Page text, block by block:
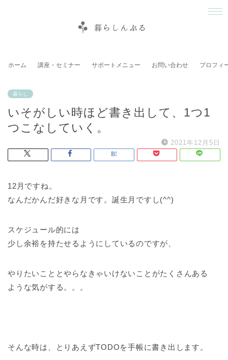
ホーム 講座・セミナー サポートメニュー お問い合わせ プロフィ
暮らし
いそがしい時ほど書き出して、1つ1
つこなしていく。
2021年12月5日
12月ですね。
なんだかんだ好きな月です。誕生月ですし(^^)
スケジュール的には
少し余裕を持たせるようにしているのですが、
やりたいこととやらなきゃいけないことがたくさんある
ような気がする。。。
そんな時は、とりあえずTODOを手帳に書き出します。